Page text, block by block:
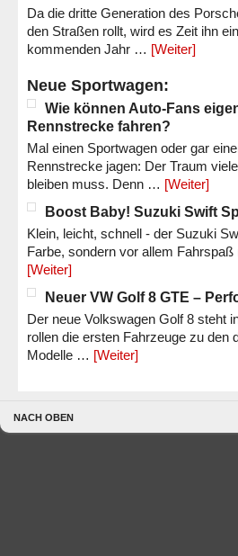
Da die dritte Generation des
den Straßen rollt, wird es Zeit ihn
kommenden Jahr … [Weiter]
Neue Sportwagen:
Wie können Auto-Fans
Rennstrecke fahren?
Mal einen Sportwagen oder gar
Rennstrecke jagen: Der Traum
bleiben muss. Denn … [Weiter]
Boost Baby! Suzuki Swift
Klein, leicht, schnell - der Suzuki
Farbe, sondern vor allem
[Weiter]
Neuer VW Golf 8 GTE –
Der neue Volkswagen Golf 8 steht
rollen die ersten Fahrzeuge zu den
Modelle … [Weiter]
NACH OBEN